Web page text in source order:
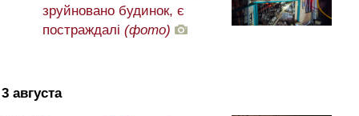
зруйновано будинок, є
постраждалі (фото)
3 августа